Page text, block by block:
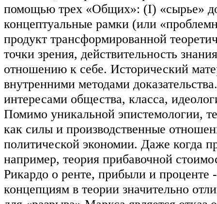
помощью трех «Общих»: (I) «сырье»
концептуальные рамки (или
продукт трансформированной
точки зрения, действительность
отношению к себе. Исторический
внутренними методами
интересами общества, класса,
Помимо уникальной эпистемологии,
как силы и производственные
политической экономии. Даже когда
например, теория прибавочной
Рикардо о ренте, прибыли и
концепциям в теории значительно